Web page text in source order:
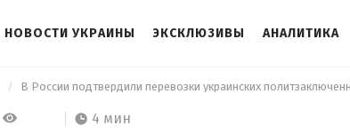
НОВОСТИ УКРАИНЫ ЭКСКЛЮЗИВЫ АНАЛИТИКА
4 мин